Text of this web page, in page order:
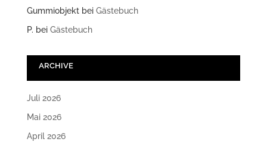
Gummiobjektbei Gästebuch
P. bei Gästebuch
ARCHIVE
Juli 2026
Mai 2026
April 2026